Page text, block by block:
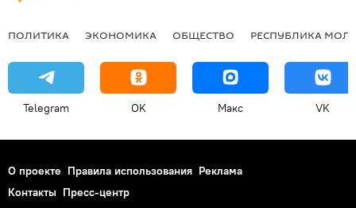
ПОЛИТИКА ЭКОНОМИКА ОБЩЕСТВО РЕСПУБЛИКА
Telegram OK Макс VK
О проекте Правила использования Реклама
Контакты Пресс-центр